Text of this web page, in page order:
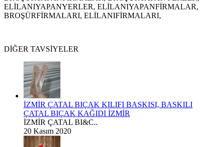
ELİLANIYAPANYERLER, ELİLANIYAPANFİRMALAR,
BROŞÜRFİRMALARI, ELİLANIFİRMALARI,
DİĞER TAVSİYELER
İZMİR ÇATAL BIÇAK KILIFI BASKISI, BASKILI
ÇATAL BIÇAK KAĞIDI İZMİR
İZMİR ÇATAL BI&C..
20 Kasım 2020